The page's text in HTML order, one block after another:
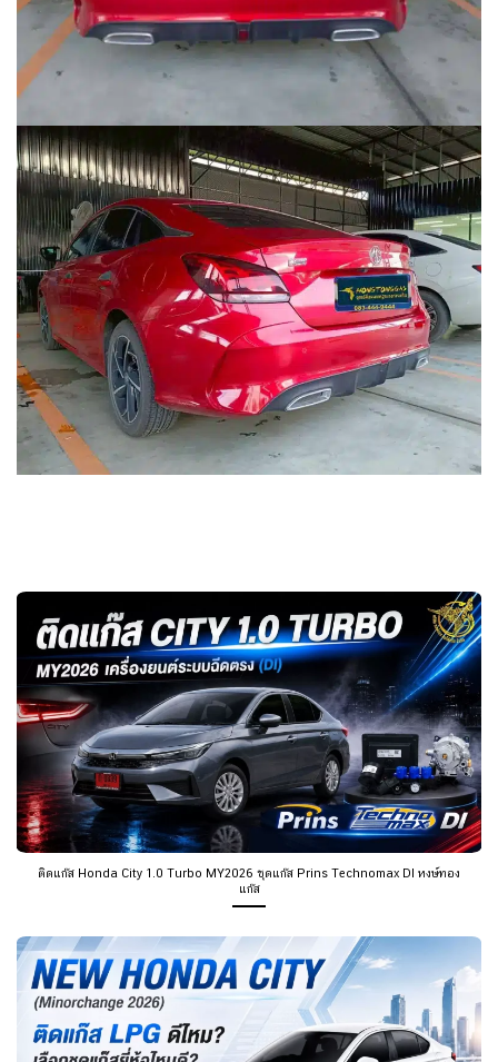
ติดแก๊ส Honda City 1.0 Turbo MY2026 ชุดแก๊ส Prins Technomax DI หงษ์ทอง
แก๊ส